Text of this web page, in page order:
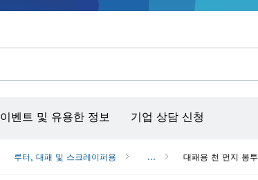
이벤트 및 유용한 정보 기업 상담 신청
루터, 대패 및 스크레이퍼용 ... 대패용 천 먼지 봉투